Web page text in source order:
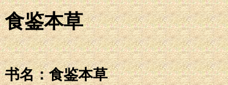
食鉴本草
书名：食鉴本草